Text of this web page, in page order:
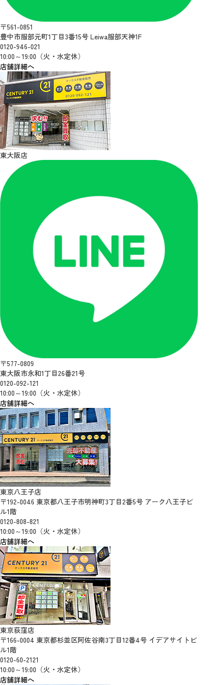
〒561-0851
豊中市服部元町1丁目3番15号 Leiwa服部天神1F
0120-946-021
10:00～19:00（火・水定休）
店舗詳細へ
東大阪店
〒577-0809
東大阪市永和1丁目26番21号
0120-092-121
10:00～19:00（火・水定休）
店舗詳細へ
東京八王子店
〒192-0046 東京都八王子市明神町3丁目2番5号 アーク八王子ビ
ル1階
0120-808-821
10:00～19:00（火・水定休）
店舗詳細へ
東京荻窪店
〒166-0004 東京都杉並区阿佐谷南3丁目12番4号 イデアサイトビ
ル1階
0120-60-2121
10:00～19:00（火・水定休）
店舗詳細へ